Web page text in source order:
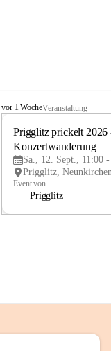
P
vor 1 WocheVeranstaltung
Prigglitz prickelt 2026
Konzertwanderung
Sa., 12. Sept., 11:00
Event von
Prigglitz